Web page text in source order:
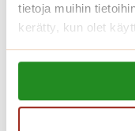
tietoja muihin
kerätty, kun olet
Lue lisää evästeistä:
https://sagacare.fi/
saunaosasto
Saga-
turvallisesti
tarvitset.